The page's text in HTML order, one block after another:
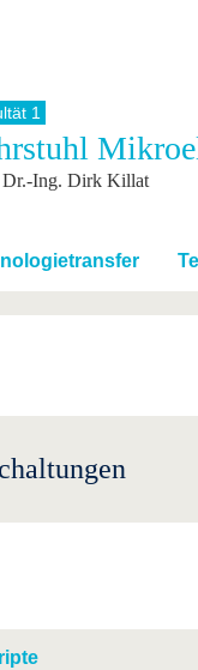
International
Internationales
Mit der BTU ins
Für
Studierende
1
Dr.-Ing. Dirk Killat